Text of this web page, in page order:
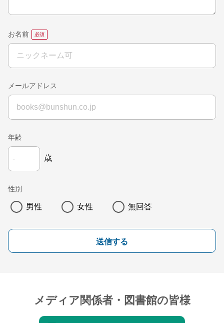
お名前
メールアドレス
年齢
歳
性別
男性 女性 無回答
送信する
メディア関係者・図書館の皆様